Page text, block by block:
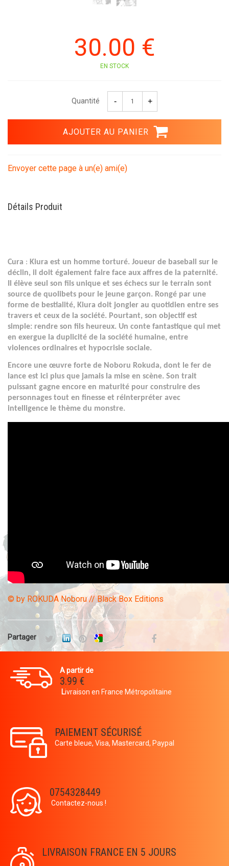
30.00 €
EN STOCK
Quantité
Envoyer cette page à un(e) ami(e)
Détails Produit
Cura : Kiura est un homme torturé. Joueur de baseball sur le
déclin, il doit également faire face aux affres de la paternité.
Il élève seul son fils unique et ses échecs sur le terrain sont
source de quolibets pour le jeune garçon. Rongé par une
forme de bestialité, Kiura doit jongler au quotidien entre ses
travers et ceux de la société. Pourtant, son objectif est
simple: rendre son fils heureux. Un conte fantastique qui met
en exergue la duplicité de la société humaine, entre
violences ordinaires et hypocrisie sociale.
Encore une œuvre forte de Noboru Rokuda, dont le fer de
lance est ici plus que jamais la mise en scène. Son trait
puissant gagne encore en maturité pour construire des
personnages tout en finesse et réinterpréter avec
intelligence le thème du monstre.
© by ROKUDA Noboru // Black Box Editions
Partager
A partir de
3.99 €
Livraison en France Métropolitaine
PAIEMENT SÉCURISÉ
Carte bleue, Visa, Mastercard, Paypal
0754328449
Contactez-nous !
LIVRAISON FRANCE EN 5 JOURS